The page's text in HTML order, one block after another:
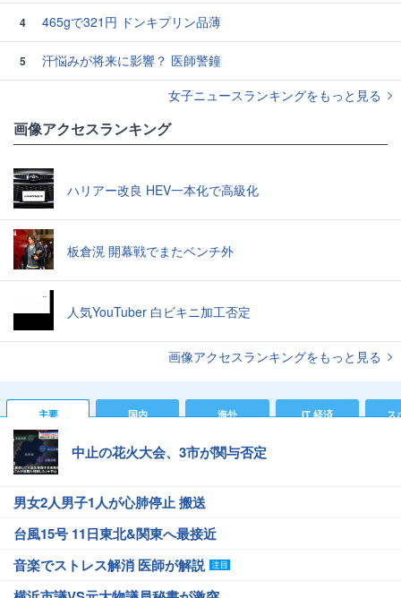
4 465gで321円 ドンキプリン品薄
5
汗悩みが将来に影響？ 医師警鐘
女子ニュースランキングをもっと見る
画像アクセスランキング
ハリアー改良 HEV一本化で高級化
板倉滉 開幕戦でまたベンチ外
人気YouTuber 白ビキニ加工否定
画像アクセスランキングをもっと見る
主要 国内 海外 IT 経済 ス
中止の花火大会、3市が関与否定
男女2人男子1人が心肺停止 搬送
台風15号 11日東北&関東へ最接近
音楽でストレス解消 医師が解説